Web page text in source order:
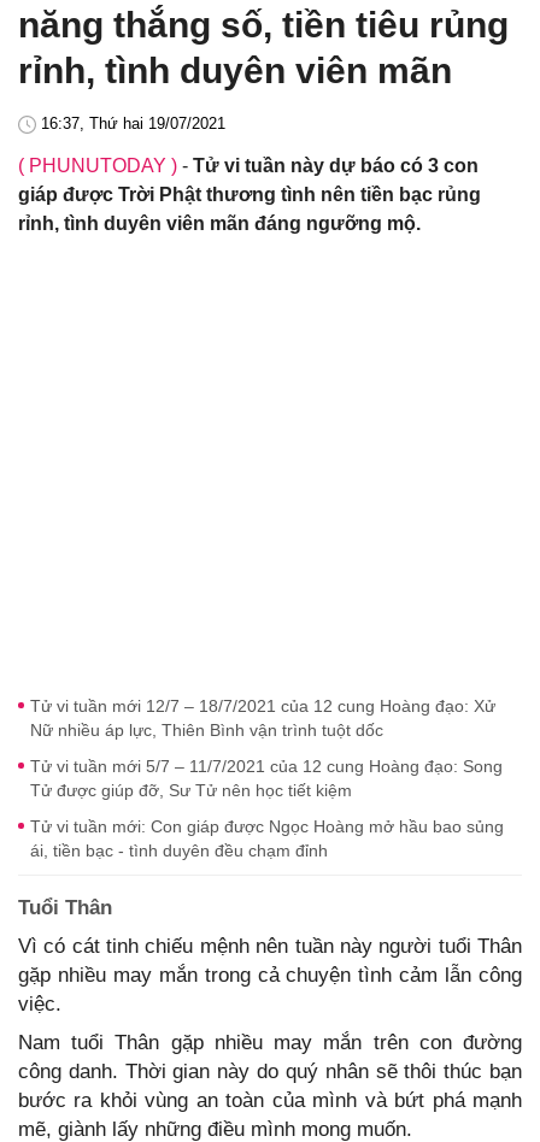
năng thắng số, tiền tiêu rủng
rỉnh, tình duyên viên mãn
16:37, Thứ hai 19/07/2021
( PHUNUTODAY ) - Tử vi tuần này dự báo có 3 con
giáp được Trời Phật thương tình nên tiền bạc rủng
rỉnh, tình duyên viên mãn đáng ngưỡng mộ.
Tử vi tuần mới 12/7 – 18/7/2021 của 12 cung Hoàng đạo: Xử
Nữ nhiều áp lực, Thiên Bình vận trình tuột dốc
Tử vi tuần mới 5/7 – 11/7/2021 của 12 cung Hoàng đạo: Song
Tử được giúp đỡ, Sư Tử nên học tiết kiệm
Tử vi tuần mới: Con giáp được Ngọc Hoàng mở hầu bao sủng
ái, tiền bạc - tình duyên đều chạm đỉnh
Tuổi Thân
Vì có cát tinh chiếu mệnh nên tuần này người tuổi Thân
gặp nhiều may mắn trong cả chuyện tình cảm lẫn công
việc.
Nam tuổi Thân gặp nhiều may mắn trên con đường
công danh. Thời gian này do quý nhân sẽ thôi thúc bạn
bước ra khỏi vùng an toàn của mình và bứt phá mạnh
mẽ, giành lấy những điều mình mong muốn.